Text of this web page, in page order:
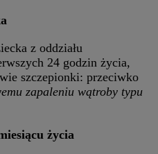
z oddziału
24 godzin życia,
szczepionki: przeciwko
zapaleniu wątroby typu
życia